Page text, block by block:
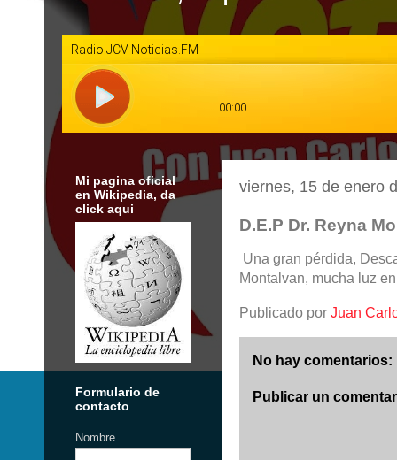
viernes, 15 de enero
D.E.P Dr. Reyna
Una gran pérdida,
Montalvan, mucha luz
Publicado por Juan
No hay comentarios:
Publicar un
Mi pagina oficial
en Wikipedia, da
click aqui
Formulario de
contacto
Nombre